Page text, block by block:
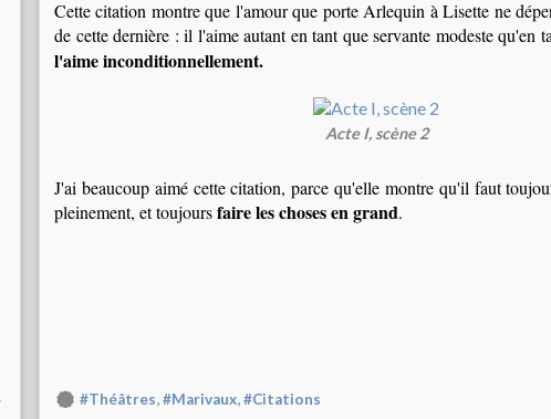
Cette citation montre que l'amour que porte Arlequin à Lisette ne
de cette dernière : il l'aime autant en tant que servante modeste qu'en
l'aime inconditionnellement.
Acte I, scène 2
J'ai beaucoup aimé cette citation, parce qu'elle montre qu'il faut
pleinement, et toujoursfaire les choses en grand.
#Théâtres,#Marivaux,#Citations